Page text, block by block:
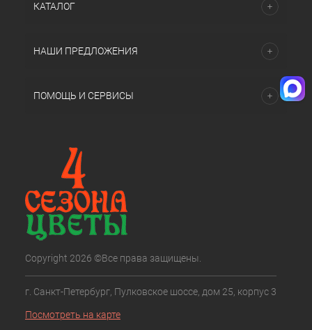
КАТАЛОГ
НАШИ ПРЕДЛОЖЕНИЯ
ПОМОЩЬ И СЕРВИСЫ
Copyright 2026 ©Все права защищены.
г. Санкт-Петербург, Пулковское шоссе, дом 25, корпус 3
Посмотреть на карте